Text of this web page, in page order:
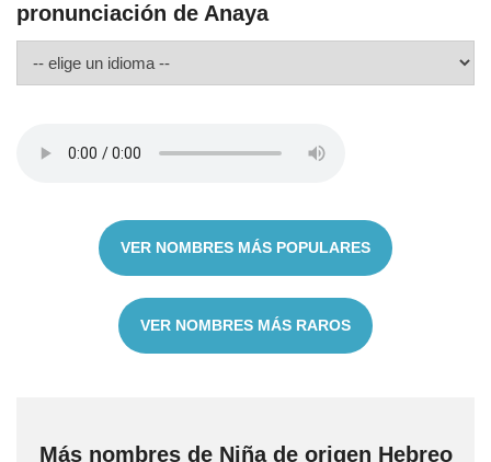
pronunciación de Anaya
VER NOMBRES MÁS POPULARES
VER NOMBRES MÁS RAROS
Más nombres de Niña de origen Hebreo